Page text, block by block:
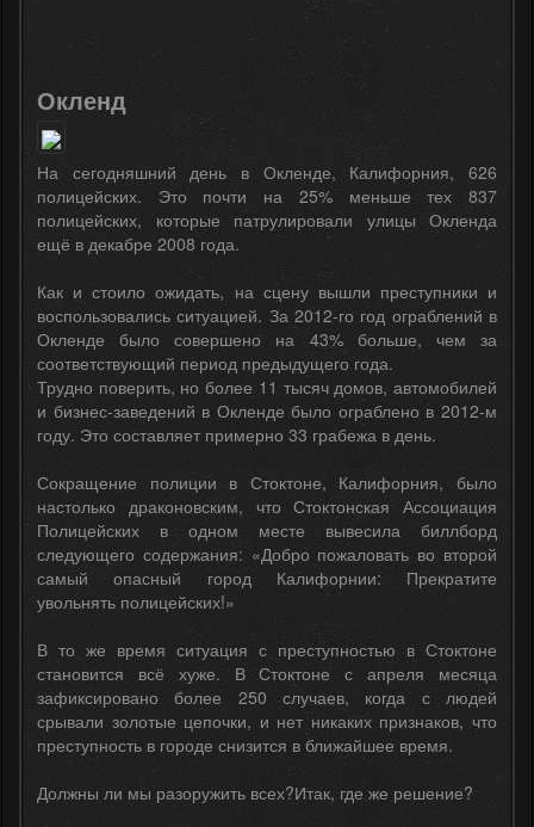
Окленд
На сегодняшний день в Окленде, Калифорния, 626
полицейских. Это почти на 25% меньше тех 837
полицейских, которые патрулировали улицы Окленда
ещё в декабре 2008 года.
Как и стоило ожидать, на сцену вышли преступники и
воспользовались ситуацией. За 2012-го год ограблений в
Окленде было совершено на 43% больше, чем за
соответствующий период предыдущего года.
Трудно поверить, но более 11 тысяч домов, автомобилей
и бизнес-заведений в Окленде было ограблено в 2012-м
году. Это составляет примерно 33 грабежа в день.
Сокращение полиции в Стоктоне, Калифорния, было
настолько драконовским, что Стоктонская Ассоциация
Полицейских в одном месте вывесила биллборд
следующего содержания: «Добро пожаловать во второй
самый опасный город Калифорнии: Прекратите
увольнять полицейских!»
В то же время ситуация с преступностью в Стоктоне
становится всё хуже. В Стоктоне с апреля месяца
зафиксировано более 250 случаев, когда с людей
срывали золотые цепочки, и нет никаких признаков, что
преступность в городе снизится в ближайшее время.
Должны ли мы разоружить всех?Итак, где же решение?